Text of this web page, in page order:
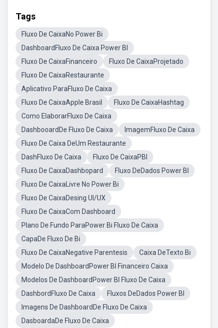
Tags
Fluxo De CaixaNo Power Bi
DashboardFluxo De Caixa Power BI
Fluxo De CaixaFinanceiro
Fluxo De CaixaProjetado
Fluxo De CaixaRestaurante
Aplicativo ParaFluxo De Caixa
Fluxo De CaixaApple Brasil
Fluxo De CaixaHashtag
Como ElaborarFluxo De Caixa
DashbooardDe Fluxo De Caixa
ImagemFluxo De Caixa
Fluxo De Caixa DeUm Restaurante
DashFluxo De Caixa
Fluxo De CaixaPBI
Fluxo De CaixaDashbopard
Fluxo DeDados Power BI
Fluxo De CaixaLivre No Power Bi
Fluxo De CaixaDesing UI/UX
Fluxo De CaixaCom Dashboard
Plano De Fundo ParaPower Bi Fluxo De Caixa
CapaDe Fluxo De Bi
Fluxo De CaixaNegative Parentesis
Caixa DeTexto Bi
Modelo De DashboardPower BI Financeiro Caixa
Modelos De DashboardPower BI Fluxo De Caixa
DashbordFluxo De Caixa
Fluxos DeDados Power BI
Imagens De DashboardDe Fluxo De Caixa
DasboardaDe Fluxo De Caixa